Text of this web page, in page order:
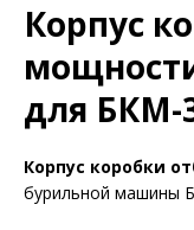
Корпус
для БКМ-
Корпус коробки
бурильной машины